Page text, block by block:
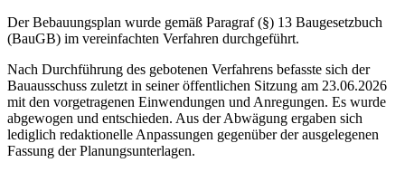
Der Bebauungsplan wurde gemäß Paragraf (§) 13 Baugesetzbuch
(BauGB) im vereinfachten Verfahren durchgeführt.
Nach Durchführung des gebotenen Verfahrens befasste sich der
Bauausschuss zuletzt in seiner öffentlichen Sitzung am 23.06.2026
mit den vorgetragenen Einwendungen und Anregungen. Es wurde
abgewogen und entschieden. Aus der Abwägung ergaben sich
lediglich redaktionelle Anpassungen gegenüber der ausgelegenen
Fassung der Planungsunterlagen.